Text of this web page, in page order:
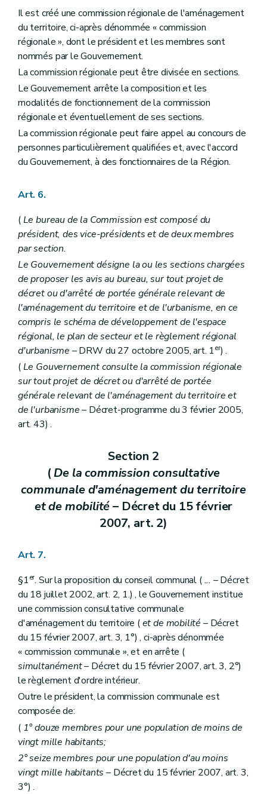
Art. 145
Art. 146
Art. 147
Art. 148
Sous-section 3 Du dossier de parc résidentiel de week-end
Chapitre V Des certificats d'urbanisme et des renseignements à fournir par les pouvoirs publics et les notaires
Art. 150
Art. 150bis
Art. 151
Art. 152
Titre VI Des infractions et des sanctions
Art. 153
Art. 154
Art. 155
Art. 157
Art. 158
Art. 159 bis
Titre VII Des dispositions fiscales
Art. 160
Dispositions abrogatoires et transitoires des lois du 29 mars 1962 et du 22 décembre 1970
Art. 161
Art. 162
Art. 163
Art. 165
Art. 166
Livre II Dispositions relatives à l'aménagement du territoire et à l'urbanisme opérationnels
Titre premier Des dispositions générales
Des sites à réaménager
Art. 167
Art. 168
Art. 169
Art. 170
Art. 171
Chapitre II
De la rénovation urbaine
Chapitre IV Des zones d'initiatives privilégiées
Art. 174
Titre II Des dispositions particulières
Chapitre premier Du droit de préemption
Art. 175
Art. 180
Chapitre II De l'expropriation pour cause d'utilité publique
Art. 181
Chapitre III Des sites de réhabilitation paysagère et environnementale (
Art. 182
Chapitre IV
( Du Fonds d'aménagement opérationnel et du Fonds d'assainissement des (sites à réaménager et des ites de réhabilitation paysagère et environnementale – Décret-programme du 23 février 2006, art. 53)
Art. 183
Art. 183bis
Chapitre V Des dispositions financières
Art. 184
Livre III
Titre premier Généralités
Chapitre premier
Art. 185
Art. 186
Chapitre II Définitions
Art. 187
Chapitre III
Missions, structures et fonctionnement de la Commission
Art. 188
Il est créé une commission régionale de l'aménagement
du territoire, ci-après dénommée « commission
régionale », dont le président et les membres sont
nommés par le Gouvernement.
La commission régionale peut être divisée en sections.
Le Gouvernement arrête la composition et les
modalités de fonctionnement de la commission
régionale et éventuellement de ses sections.
La commission régionale peut faire appel au concours de
personnes particulièrement qualifiées et, avec l'accord
du Gouvernement, à des fonctionnaires de la Région.
Art. 6.
(Le bureau de la Commission est composé du
président, des vice-présidents et de deux membres
par section.
Le Gouvernement désigne la ou les sections chargées
de proposer les avis au bureau, sur tout projet de
décret ou d'arrêté de portée générale relevant de
l'aménagement du territoire et de l'urbanisme, en ce
compris le schéma de développement de l'espace
régional, le plan de secteur et le règlement régional
d'urbanisme – DRW du 27 octobre 2005, art. 1er) .
(Le Gouvernement consulte la commission régionale
sur tout projet de décret ou d'arrêté de portée
générale relevant de l'aménagement du territoire et
de l'urbanisme– Décret-programme du 3 février 2005,
art. 43) .
Section 2
(De la commission consultative
communale d'aménagement du territoire
et de mobilité– Décret du 15 février
2007, art. 2)
Art. 7.
§1er. Sur la proposition du conseil communal (... – Décret
du 18 juillet 2002, art. 2, 1.) , le Gouvernement institue
une commission consultative communale
d'aménagement du territoire (et de mobilité – Décret
du 15 février 2007, art. 3, 1°) , ci-après dénommée
« commission communale », et en arrête (
simultanément– Décret du 15 février 2007, art. 3, 2°)
le règlement d'ordre intérieur.
Outre le président, la commission communale est
composée de:
( 1° douze membres pour une population de moins de
vingt mille habitants;
2° seize membres pour une population d'au moins
vingt mille habitants – Décret du 15 février 2007, art. 3,
3°) .